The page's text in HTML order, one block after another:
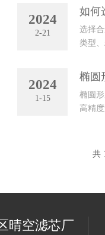
2024
2-21
如何
选择
类型
2024
1-15
椭圆
椭圆
高精
共
晴空滤芯厂